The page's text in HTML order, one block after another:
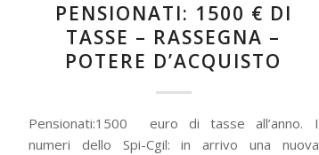
PENSIONATI: 1500 € DI
TASSE – RASSEGNA –
POTERE D’ACQUISTO
Pensionati:1500 euro di tasse all’anno. I
numeri dello Spi-Cgil: in arrivo una nuova